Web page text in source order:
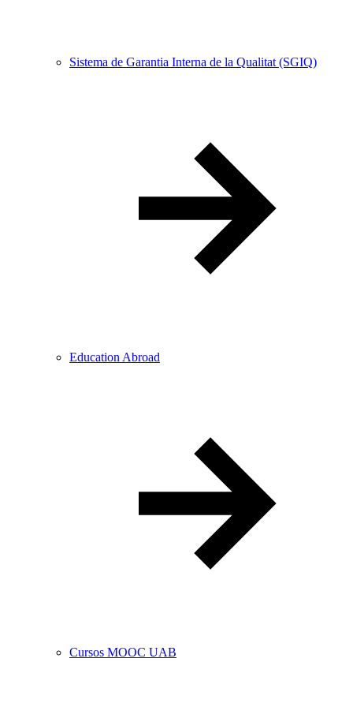
Sistema de Garantia Interna de la Qualitat (SGIQ)
Education Abroad
Cursos MOOC UAB